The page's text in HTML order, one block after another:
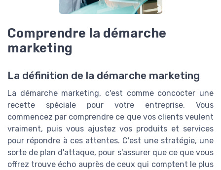
Comprendre la démarche
marketing
La définition de la démarche marketing
La démarche marketing, c'est comme concocter une
recette spéciale pour votre entreprise. Vous
commencez par comprendre ce que vos clients veulent
vraiment, puis vous ajustez vos produits et services
pour répondre à ces attentes. C'est une stratégie, une
sorte de plan d'attaque, pour s'assurer que ce que vous
offrez trouve écho auprès de ceux qui comptent le plus